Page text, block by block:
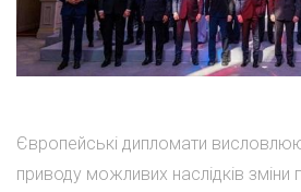
Європейські дипломати
приводу можливих наслідків зміни